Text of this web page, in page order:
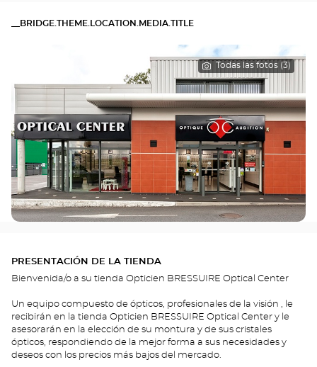
__BRIDGE.THEME.LOCATION.MEDIA.TITLE
Todas las fotos (3)
PRESENTACIÓN DE LA TIENDA
Bienvenida/o a su tienda Opticien BRESSUIRE Optical Center
Un equipo compuesto de ópticos, profesionales de la visión , le
recibirán en la tienda Opticien BRESSUIRE Optical Center y le
asesorarán en la elección de su montura y de sus cristales
ópticos, respondiendo de la mejor forma a sus necesidades y
deseos con los precios más bajos del mercado.